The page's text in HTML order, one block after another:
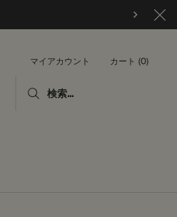
マイアカウント カート 0
0 カート内の製品
検索...